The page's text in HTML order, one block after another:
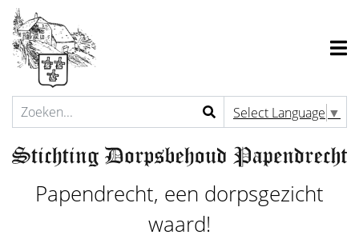
Select Language ▼
Papendrecht, een dorpsgezicht
waard!